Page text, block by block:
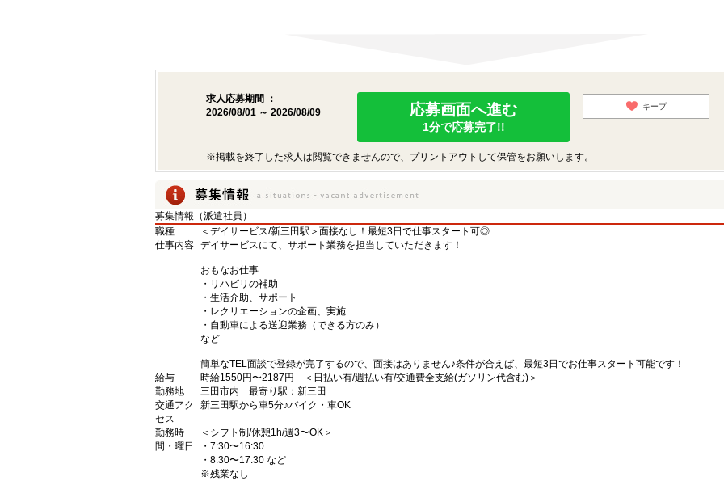
求人応募期間 ：
2026/08/01 ～ 2026/08/09
応募画面へ進む
1分で応募完了!!
キープ
※掲載を終了した求人は閲覧できませんので、プリントアウトして保管をお願いします。
募集情報（派遣社員）
職種
＜デイサービス/新三田駅＞面接なし！最短3日で仕事スタート可◎
仕事内容 デイサービスにて、サポート業務を担当していただきます！
おもなお仕事
・リハビリの補助
・生活介助、サポート
・レクリエーションの企画、実施
・自動車による送迎業務（できる方のみ）
など
簡単なTEL面談で登録が完了するので、面接はありません♪条件が合えば、最短3日でお仕事スタート可能です！
給与
時給1550円〜2187円 ＜日払い有/週払い有/交通費全支給(ガソリン代含む)＞
勤務地
三田市内 最寄り駅：新三田
交通アク
セス
新三田駅から車5分♪バイク・車OK
勤務時
間・曜日
＜シフト制/休憩1h/週3〜OK＞
・7:30〜16:30
・8:30〜17:30 など
※残業なし